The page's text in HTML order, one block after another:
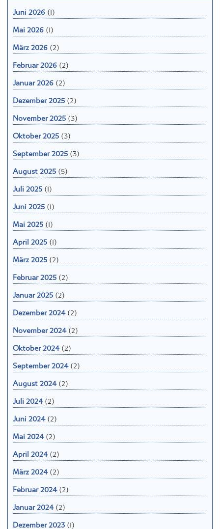
Juni 2026(1)
Mai 2026(1)
März 2026(2)
Februar 2026(2)
Januar 2026(2)
Dezember 2025(2)
November 2025(3)
Oktober 2025(3)
September 2025(3)
August 2025(5)
Juli 2025(1)
Juni 2025(1)
Mai 2025(1)
April 2025(1)
März 2025(2)
Februar 2025(2)
Januar 2025(2)
Dezember 2024(2)
November 2024(2)
Oktober 2024(2)
September 2024(2)
August 2024(2)
Juli 2024(2)
Juni 2024(2)
Mai 2024(2)
April 2024(2)
März 2024(2)
Februar 2024(2)
Januar 2024(2)
Dezember 2023(1)